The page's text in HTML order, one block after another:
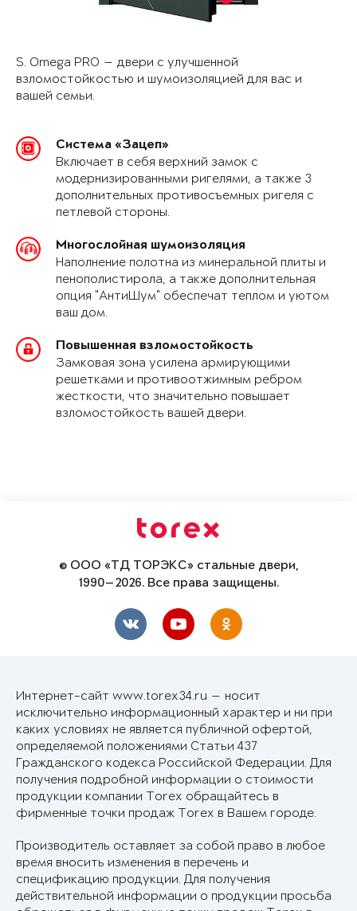
S. Omega PRO — двери с улучшенной
взломостойкостью и шумоизоляцией для вас и
вашей семьи.
Система «Зацеп»
Включает в себя верхний замок с
модернизированными ригелями, а также 3
дополнительных противосъемных ригеля с
петлевой стороны.
Многослойная шумоизоляция
Наполнение полотна из минеральной плиты и
пенополистирола, а также дополнительная
опция "АнтиШум" обеспечат теплом и уютом
ваш дом.
Повышенная взломостойкость
Замковая зона усилена армирующими
решетками и противоотжимным ребром
жесткости, что значительно повышает
взломостойкость вашей двери.
© ООО «ТД ТОРЭКС» стальные двери,
1990—2026. Все права защищены.
Интернет-сайт www.torex34.ru — носит
исключительно информационный характер и ни при
каких условиях не является публичной офертой,
определяемой положениями Статьи 437
Гражданского кодекса Российской Федерации. Для
получения подробной информации о стоимости
продукции компании Torex обращайтесь в
фирменные точки продаж Torex в Вашем городе.
Производитель оставляет за собой право в любое
время вносить изменения в перечень и
спецификацию продукции. Для получения
действительной информации о продукции просьба